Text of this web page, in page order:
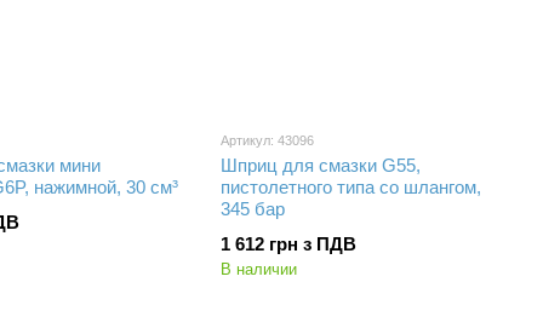
мини
нажимной, 30 см³
Артикул: 43096
Шприц для смазки G55,
пистолетного типа со шлангом,
345 бар
1 612 грн з ПДВ
В наличии